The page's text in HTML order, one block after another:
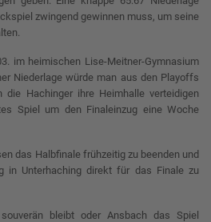
zwingend gewinnen muss, um seine
im heimischen Lise-Meitner-Gymnasium
Niederlage würde man aus den Playoffs
die Hachinger ihre Heimhalle verteidigen
Spiel um den Finaleinzug eine Woche
das Halbfinale frühzeitig zu beenden und
in Unterhaching direkt für das Finale zu
bleibt oder Ansbach das Spiel